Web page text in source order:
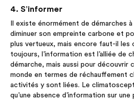
4. S’informer
Il existe énormément de démarches
diminuer son empreinte carbone et
plus vertueux, mais encore faut-il les
toujours, l’information est l’alliée de
démarche, mais aussi pour découvrir
monde en termes de réchauffement
activités y sont liées. Le
qu’une absence d’information sur